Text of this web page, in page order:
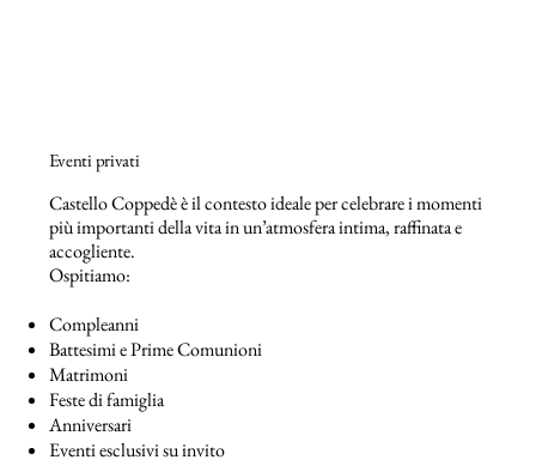
Eventi privati
Castello Coppedè è il contesto ideale per celebrare i momenti
più importanti della vita in un’atmosfera intima, raffinata e
accogliente.
Ospitiamo:
Compleanni
Battesimi e Prime Comunioni
Matrimoni
Feste di famiglia
Anniversari
Eventi esclusivi su invito